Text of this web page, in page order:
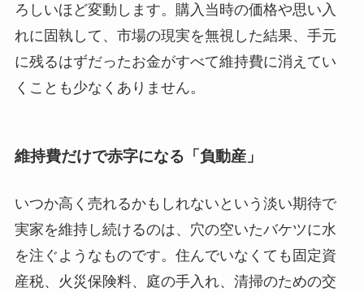
ろしいほど変動します。購入当時の価格や思い入
れに固執して、市場の現実を無視した結果、手元
に残るはずだったお金がすべて維持費に消えてい
くことも少なくありません。
維持費だけで赤字になる「負動産」
いつか高く売れるかもしれないという淡い期待で
実家を維持し続けるのは、穴の空いたバケツに水
を注ぐようなものです。住んでいなくても固定資
産税、火災保険料、庭の手入れ、清掃のための交